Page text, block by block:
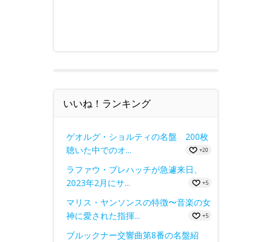
いいね！ランキング
ゲオルグ・ショルティの名盤 200枚
聴いた中でのオ...
+20
ラファウ・ブレハッチが急遽来日、
2023年2月にサ...
+5
マリス・ヤンソンスの特徴〜音楽の女
神に愛された指揮...
+5
ブルックナー交響曲第8番の名盤紹